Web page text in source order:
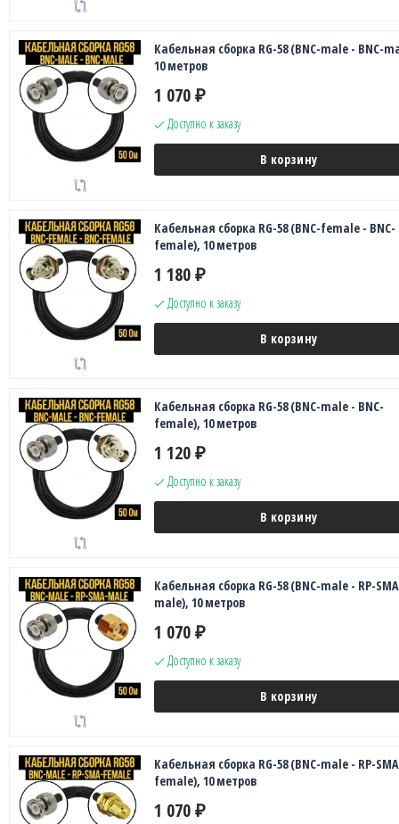
Кабельная сборка RG-58 (BNC-male - BNC-
10 метров
1 070 ₽
Доступно к заказу
В корзину
Кабельная сборка RG-58 (BNC-female - BNC-
female), 10 метров
1 180 ₽
Доступно к заказу
В корзину
Кабельная сборка RG-58 (BNC-male - BNC-
female), 10 метров
1 120 ₽
Доступно к заказу
В корзину
Кабельная сборка RG-58 (BNC-male - RP-
male), 10 метров
1 070 ₽
Доступно к заказу
В корзину
Кабельная сборка RG-58 (BNC-male - RP-
female), 10 метров
1 070 ₽